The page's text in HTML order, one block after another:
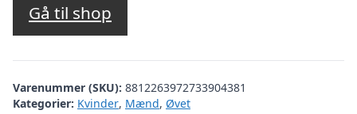
Gå til shop
Varenummer (SKU): 8812263972733904381
Kategorier: Kvinder, Mænd, Øvet